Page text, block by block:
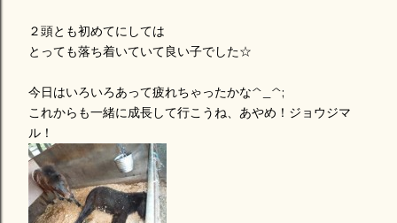
２頭とも初めてにしては
とっても落ち着いていて良い子でした☆
今日はいろいろあって疲れちゃったかな^_^;
これからも一緒に成長して行こうね、あやめ！ジョウジマ
ル！